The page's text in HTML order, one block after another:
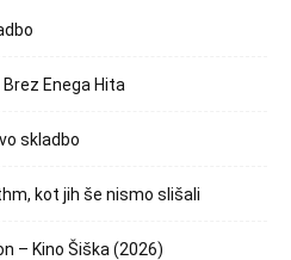
Enega Hita
skladbo
kot jih še nismo slišali
– Kino Šiška (2026)